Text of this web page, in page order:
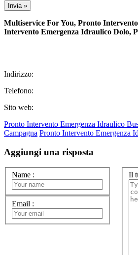
Multiservice For You, Pronto
Intervento Emergenza Idraulico Dolo,
Indirizzo:
Telefono:
Sito web:
Pronto Intervento Emergenza Idraulico
Campagna Pronto Intervento Emergenza
Aggiungi una risposta
Name :
Email :
Il